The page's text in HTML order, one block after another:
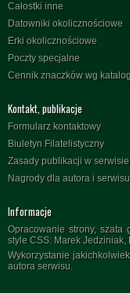
Całostki inne
Datowniki okolicznościowe
Erki okolicznościowe
Poczty specjalne
Cennik znaczków wg
Kontakt, publikacje
Formularz kontaktowy
Biuletyn Filatelistyczny
Zasady publikacji w
Nagrody dla autora i serwisu
Informacje
Opracowanie strony, szata
style CSS: Marek Jedziniak,
Wykorzystanie
autora serwisu.